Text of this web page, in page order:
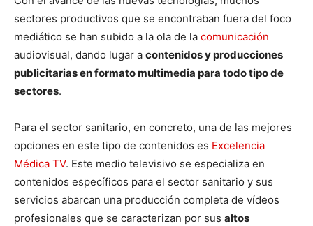
sectores productivos que se encontraban fuera del foco
mediático se han subido a la ola de la comunicación
audiovisual, dando lugar a contenidos y producciones
publicitarias en formato multimedia para todo tipo de
sectores.
Para el sector sanitario, en concreto, una de las mejores
opciones en este tipo de contenidos es Excelencia
Médica TV. Este medio televisivo se especializa en
contenidos específicos para el sector sanitario y sus
servicios abarcan una producción completa de vídeos
profesionales que se caracterizan por sus altos